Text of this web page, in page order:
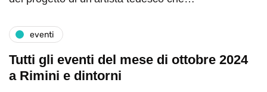
eventi
Tutti gli eventi del mese di ottobre 2024
a Rimini e dintorni